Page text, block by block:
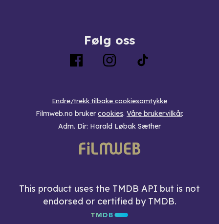
Følg oss
Endre/trekk tilbake cookiesamtykke
Filmweb.no bruker cookies. Våre brukervilkår.
Adm. Dir: Harald Løbak Sæther
This product uses the TMDB API but is not
endorsed or certified by TMDB.